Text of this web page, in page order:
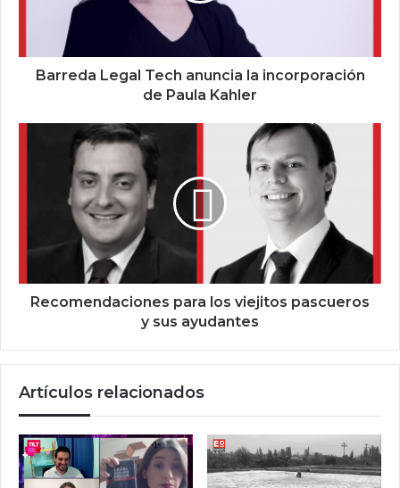
Barreda Legal Tech anuncia la incorporación
de Paula Kahler
Recomendaciones para los viejitos pascueros
y sus ayudantes
Artículos relacionados